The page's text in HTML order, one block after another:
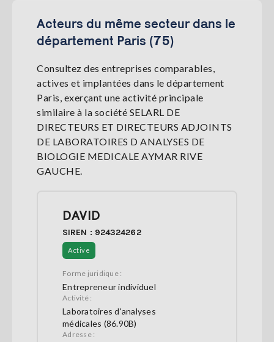
Acteurs du même secteur dans le
département Paris (75)
Consultez des entreprises comparables,
actives et implantées dans le département
Paris, exerçant une activité principale
similaire à la société SELARL DE
DIRECTEURS ET DIRECTEURS ADJOINTS
DE LABORATOIRES D ANALYSES DE
BIOLOGIE MEDICALE AYMAR RIVE
GAUCHE.
DAVID
SIREN : 924324262
Active
Forme juridique :
Entrepreneur individuel
Activité :
Laboratoires d'analyses
médicales (86.90B)
Adresse :